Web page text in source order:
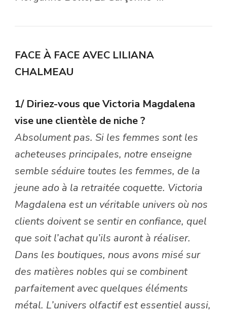
FACE À FACE AVEC LILIANA
CHALMEAU
1/ Diriez-vous que Victoria Magdalena
vise une clientèle de niche ?
Absolument pas. Si les femmes sont les
acheteuses principales, notre enseigne
semble séduire toutes les femmes, de la
jeune ado à la retraitée coquette. Victoria
Magdalena est un véritable univers où nos
clients doivent se sentir en confiance, quel
que soit l’achat qu’ils auront à réaliser.
Dans les boutiques, nous avons misé sur
des matières nobles qui se combinent
parfaitement avec quelques éléments
métal. L’univers olfactif est essentiel aussi,